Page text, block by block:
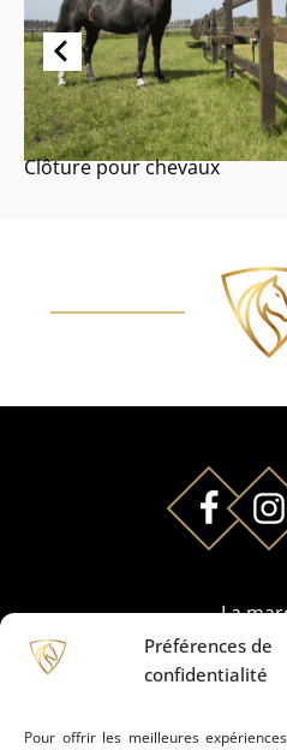
Préférences de
confidentialité
Pour offrir les meilleures
Clôture pour chevaux
La